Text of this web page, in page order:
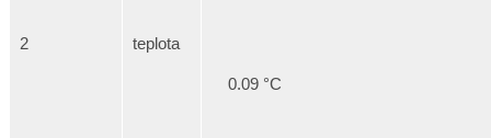
2 teplota
0.09 °C